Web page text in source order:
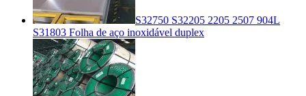
S32750 S32205 2205 2507 904L
S31803 Folha de aço inoxidável duplex